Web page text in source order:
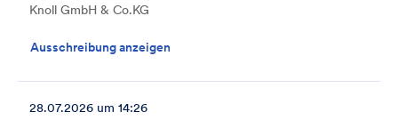
Knoll GmbH & Co.KG
Ausschreibung anzeigen
28.07.2026 um 14:26